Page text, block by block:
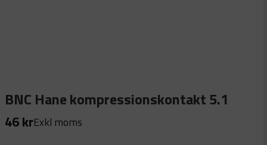
BNC Hane kompressionskontakt 5.1
46 krExkl moms